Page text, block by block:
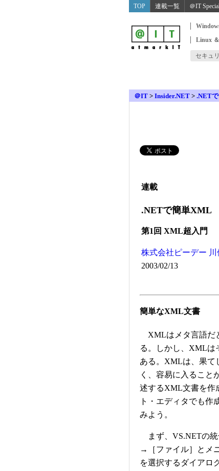
TOP 連載一覧 ＠IT
Linux
セキュ
＠IT > Insider.NET > .NET
連載
.NETで簡単XML
第1回 XML超入門
株式会社ピーデー
2003/02/13
簡単なXML文書
XMLはメタ言語だ
る。しかし、XMLは
ある。XMLは、果て
く、容易に入ること
述するXML文書を作
ト・エディタでも作
みよう。
まず、VS.NETの統
→［ファイル］とメ
を選択するダイアロ